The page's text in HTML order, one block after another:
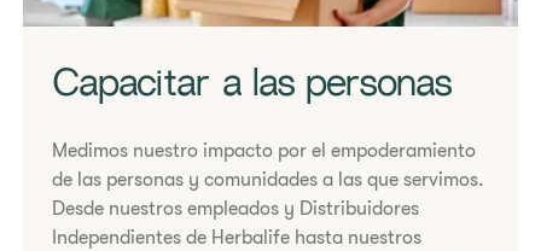
Capacitar a las personas
​Medimos nuestro impacto por el empoderamiento
de las personas y comunidades a las que servimos.
Desde nuestros empleados y Distribuidores
Independientes de Herbalife hasta nuestros